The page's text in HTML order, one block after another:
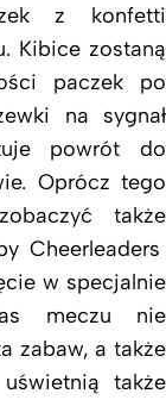
z konfetti
Kibice zostaną
paczek po
na sygnał
powrót do
Oprócz tego
także
Cheerleaders
w specjalnie
meczu nie
zabaw, a także
także